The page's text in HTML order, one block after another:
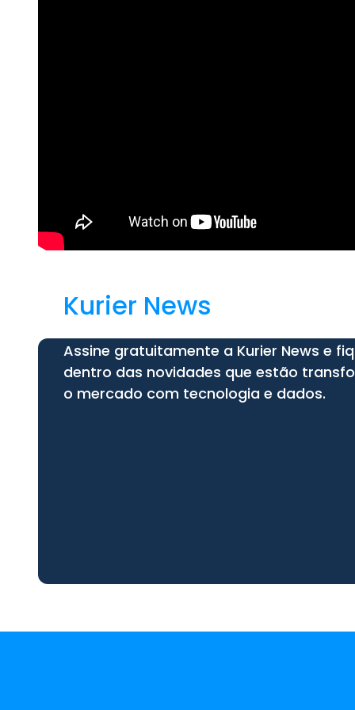
Kurier News
Assine gratuitamente a Kurier News e
dentro das novidades que estão
o mercado com tecnologia e dados.